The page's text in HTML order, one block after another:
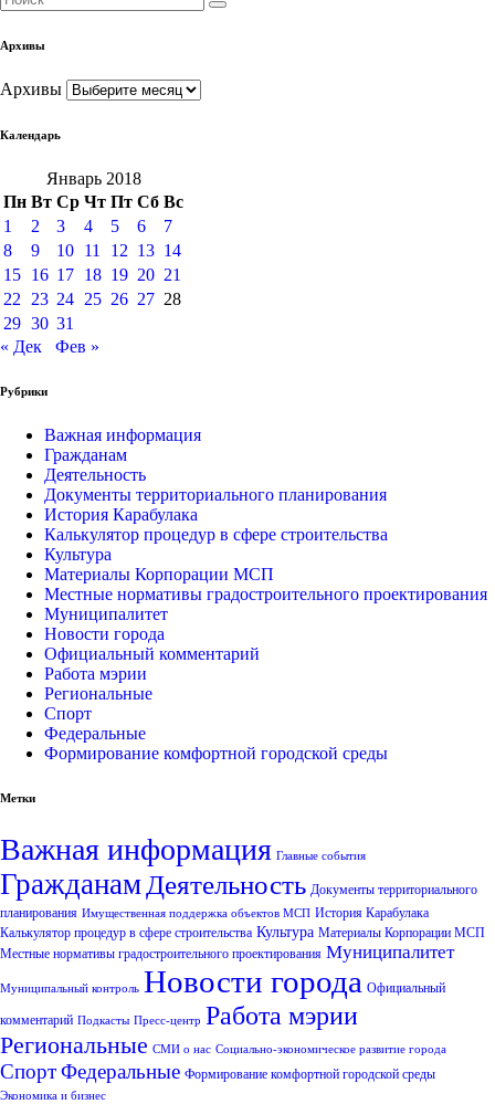
Архивы
Архивы
Календарь
Январь 2018
Пн Вт Ср Чт Пт Сб Вс
1
2 3 4 5 6
7
8
9 10 11 12 13 14
15 16 17 18 19 20 21
22
23 24 25 26 27 28
29 30 31
« Дек
Фев »
Рубрики
Важная информация
Гражданам
Деятельность
Документы территориального планирования
История Карабулака
Калькулятор процедур в сфере строительства
Культура
Материалы Корпорации МСП
Местные нормативы градостроительного проектирования
Муниципалитет
Новости города
Официальный комментарий
Работа мэрии
Региональные
Спорт
Федеральные
Формирование комфортной городской среды
Метки
Важная информация Главные события
Гражданам Деятельность Документы территориального
планирования Имущественная поддержка объектов МСП История Карабулака
Калькулятор процедур в сфере строительства Культура Материалы Корпорации МСП
Местные нормативы градостроительного проектирования Муниципалитет
Муниципальный контроль Новости города Официальный
комментарий Подкасты Пресс-центр Работа мэрии
Региональные СМИ о нас Социально-экономическое развитие города
СпортФедеральные Формирование комфортной городской среды
Экономика и бизнес